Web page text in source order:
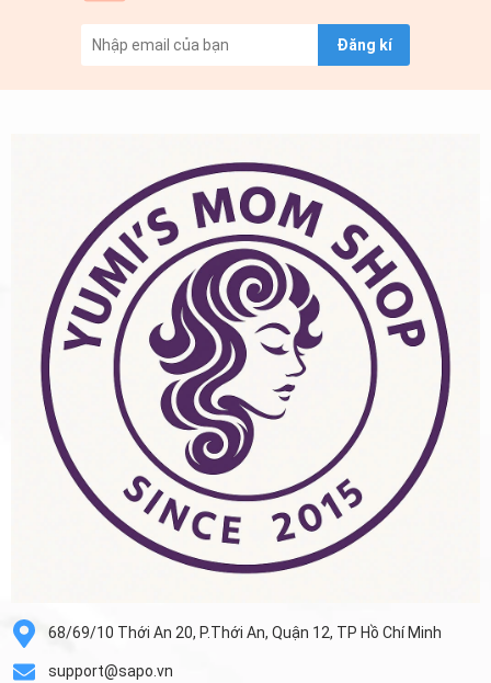
Đăng kí
68/69/10 Thới An 20, P.Thới An, Quận 12, TP Hồ Chí Minh
support@sapo.vn